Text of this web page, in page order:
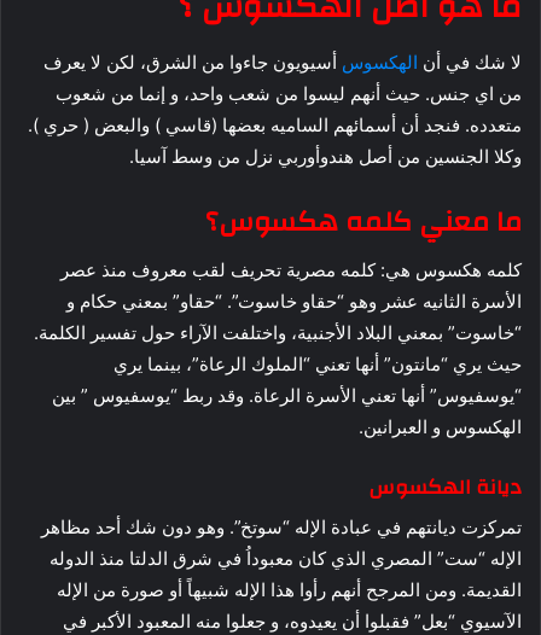
لا شك في أن الهكسوس أسيويون جاءوا من الشرق، لكن لا يعرف
من اي جنس. حيث أنهم ليسوا من شعب واحد، و إنما من شعوب
متعدده. فنجد أن أسمائهم الساميه بعضها (قاسي ) والبعض ( حري ).
وكلا الجنسين من أصل هندوأوربي نزل من وسط آسيا.
ما معني كلمه هكسوس؟
كلمه هكسوس هي: كلمه مصرية تحريف لقب معروف منذ عصر
الأسرة الثانيه عشر وهو “حقاو خاسوت”. “حقاو” بمعني حكام و
“خاسوت” بمعني البلاد الأجنبية، واختلفت الآراء حول تفسير الكلمة.
حيث يري “مانتون” أنها تعني “الملوك الرعاة”، بينما يري
“يوسفيوس” أنها تعني الأسرة الرعاة. وقد ربط “يوسفيوس ” بين
الهكسوس و العبرانين.
ديانة الهكسوس
تمركزت ديانتهم في عبادة الإله “سوتخ”. وهو دون شك أحد مظاهر
الإله “ست” المصري الذي كان معبوداُ في شرق الدلتا منذ الدوله
القديمة. ومن المرجح أنهم رأوا هذا الإله شبيهاً أو صورة من الإله
الآسيوي “بعل” فقبلوا أن يعيدوه، و جعلوا منه المعبود الأكبر في